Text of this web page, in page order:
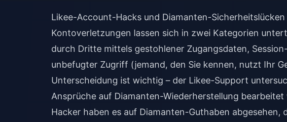
Likee-Account-Hacks und Diamanten-
Kontoverletzungen lassen sich in zwei Kategorien
durch Dritte mittels gestohlener Zugangsdaten,
unbefugter Zugriff (jemand, den Sie kennen, nutzt Ihr
Unterscheidung ist wichtig – der Likee-Support
Ansprüche auf Diamanten-Wiederherstellung bearbeitet
Hacker haben es auf Diamanten-Guthaben abgesehen,